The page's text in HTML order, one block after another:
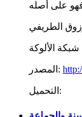
الطريفي
المصدر:
التحميل: